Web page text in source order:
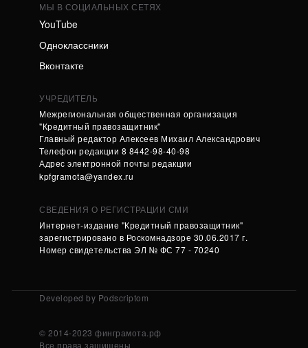
МЫ В СОЦИАЛЬНЫХ СЕТЯХ
YouTube
Одноклассники
Вконтакте
УЧРЕДИТЕЛЬ
Межрегиональная общественная организация
"Кредитный правозащитник"
Главный редактор Алексеев Михаил Александрович
Телефон редакции 8 8442-98-40-98
Адрес электронной почты редакции
kpfgramota@yandex.ru
СВЕДЕНИЯ О РЕГИСТРАЦИИ СМИ
Интернет-издание "Кредитный правозащитник"
зарегистрировано в Роскомнадзоре 30.06.2017 г.
Номер свидетельства ЭЛ № ФС 77 - 70240
Developed by Podscriptom
© 2014-2023 финграмота.рф
Все права защищены